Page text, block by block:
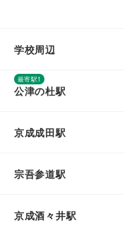
学校周辺
最寄駅1
公津の杜駅
京成成田駅
宗吾参道駅
京成酒々井駅